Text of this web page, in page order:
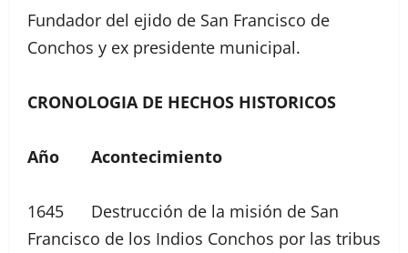
Fundador del ejido de San Francisco de
Conchos y ex presidente municipal.
CRONOLOGIA DE HECHOS HISTORICOS
Año Acontecimiento
1645 Destrucción de la misión de San
Francisco de los Indios Conchos por las tribus